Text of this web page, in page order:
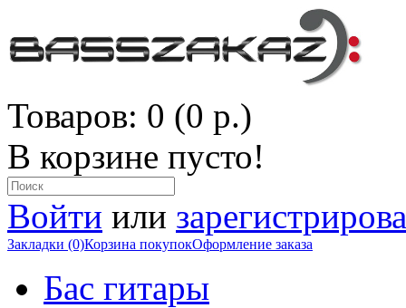
Товаров: 0 (0 р.)
В корзине пусто!
Войти или
Закладки (0)Корзина покупокОформление заказа
Бас гитары